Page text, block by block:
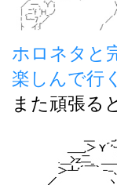
ホロネタと
楽しんで行
また頑張る